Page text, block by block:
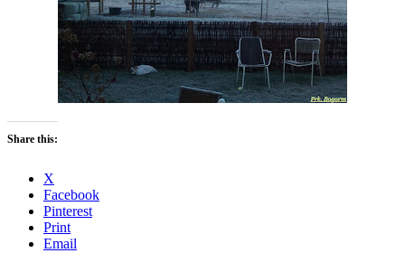
Share this:
X
Facebook
Pinterest
Print
Email